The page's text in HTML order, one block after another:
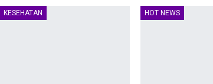
KESEHATAN HOT NEWS